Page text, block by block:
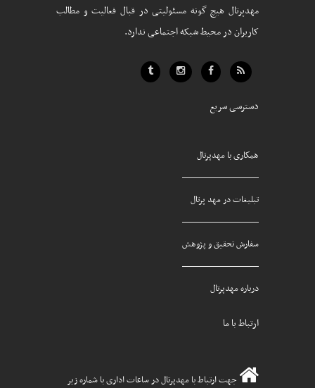
مهدپرتال هیچ گونه مسئولیتی در قبال فعالیت و مطالب
کاربران در محیط شبکه اجتماعی ندارد.
دسترسی سریع
همکاری با مهدپرتال
تبلیغات در مهد پرتال
سفارش تحقیق و پژوهش
درباره مهدپرتال
ارتباط با ما
جهت ارتباط با مهدپرتال در ساعات اداری با شماره زیر